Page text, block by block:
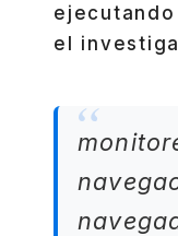
ejecutando
el